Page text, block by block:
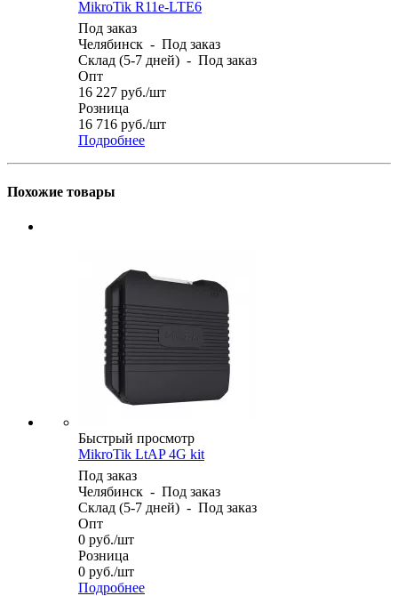
MikroTik R11e-LTE6
Под заказ
Челябинск - Под заказ
Склад (5-7 дней) - Под заказ
Опт
16 227 руб./шт
Розница
16 716 руб./шт
Подробнее
Похожие товары
Быстрый просмотр
MikroTik LtAP 4G kit
Под заказ
Челябинск - Под заказ
Склад (5-7 дней) - Под заказ
Опт
0 руб./шт
Розница
0 руб./шт
Подробнее